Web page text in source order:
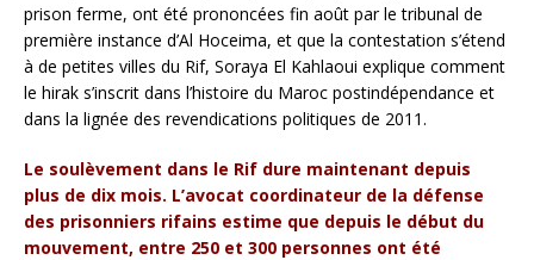
prison ferme, ont été prononcées fin août par le tribunal de
première instance d’Al Hoceima, et que la contestation s’étend
à de petites villes du Rif, Soraya El Kahlaoui explique comment
le hirak s’inscrit dans l’histoire du Maroc postindépendance et
dans la lignée des revendications politiques de 2011.
Le soulèvement dans le Rif dure maintenant depuis
plus de dix mois. L’avocat coordinateur de la défense
des prisonniers rifains estime que depuis le début du
mouvement, entre 250 et 300 personnes ont été